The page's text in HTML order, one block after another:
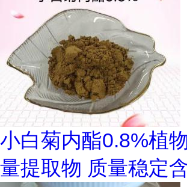
小白菊内酯0.8%植
量提取物 质量稳定